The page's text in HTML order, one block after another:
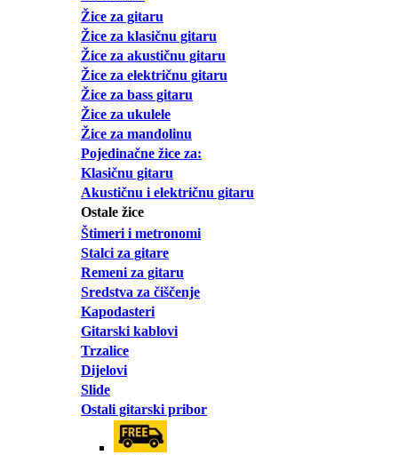
Žice za gitaru
Žice za klasičnu gitaru
Žice za akustičnu gitaru
Žice za električnu gitaru
Žice za bass gitaru
Žice za ukulele
Žice za mandolinu
Pojedinačne žice za:
Klasičnu gitaru
Akustičnu i električnu gitaru
Ostale žice
Štimeri i metronomi
Stalci za gitare
Remeni za gitaru
Sredstva za čiščenje
Kapodasteri
Gitarski kablovi
Trzalice
Dijelovi
Slide
Ostali gitarski pribor